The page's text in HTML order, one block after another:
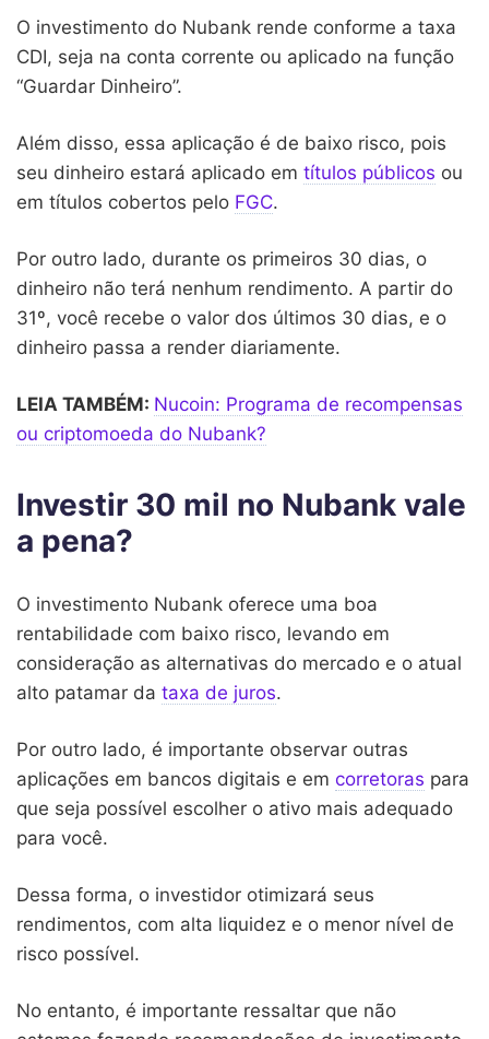
O investimento do Nubank rende conforme a taxa
CDI, seja na conta corrente ou aplicado na função
“Guardar Dinheiro”.
Além disso, essa aplicação é de baixo risco, pois
seu dinheiro estará aplicado em títulos públicos ou
em títulos cobertos pelo FGC.
Por outro lado, durante os primeiros 30 dias, o
dinheiro não terá nenhum rendimento. A partir do
31º, você recebe o valor dos últimos 30 dias, e o
dinheiro passa a render diariamente.
LEIA TAMBÉM: Nucoin: Programa de recompensas
ou criptomoeda do Nubank?
Investir 30 mil no Nubank vale
a pena?
O investimento Nubank oferece uma boa
rentabilidade com baixo risco, levando em
consideração as alternativas do mercado e o atual
alto patamar da taxa de juros.
Por outro lado, é importante observar outras
aplicações em bancos digitais e em corretoras para
que seja possível escolher o ativo mais adequado
para você.
Dessa forma, o investidor otimizará seus
rendimentos, com alta liquidez e o menor nível de
risco possível.
No entanto, é importante ressaltar que não